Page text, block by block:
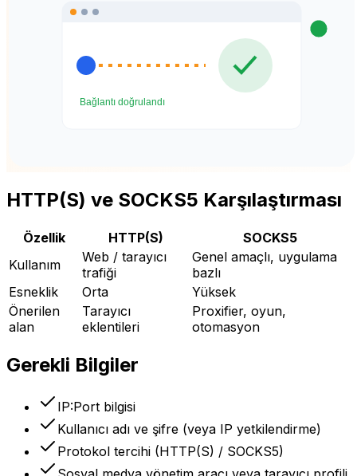
HTTP(S) ve SOCKS5 Karşılaştırması
Özellik HTTP(S)
SOCKS5
Kullanım
Web / tarayıcı
trafiği
Genel amaçlı, uygulama
bazlı
Esneklik
Orta
Yüksek
Önerilen
alan
Tarayıcı
eklentileri
Proxifier, oyun,
otomasyon
Gerekli Bilgiler
IP:Port bilgisi
Kullanıcı adı ve şifre (veya IP yetkilendirme)
Protokol tercihi (HTTP(S) / SOCKS5)